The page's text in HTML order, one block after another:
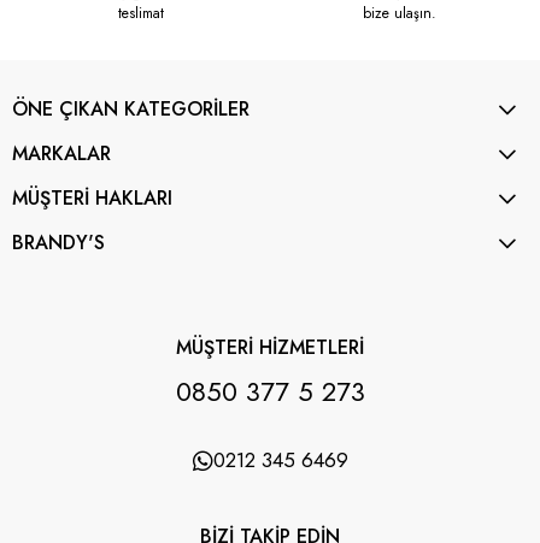
teslimat
bize ulaşın.
ÖNE ÇIKAN KATEGORİLER
MARKALAR
MÜŞTERİ HAKLARI
BRANDY'S
MÜŞTERİ HİZMETLERİ
0850 377 5 273
0212 345 6469
BİZİ TAKİP EDİN